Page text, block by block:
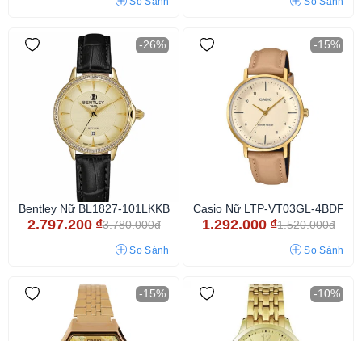
-26%
Bentley Nữ BL1827-101LKKB
2.797.200 ₫3.780.000đ
So Sánh
-15%
Casio Nữ LTP-VT03GL-4BDF
1.292.000 ₫1.520.000đ
So Sánh
-15% -10%